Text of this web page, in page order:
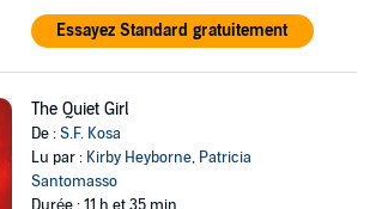
Essayez Standard gratuitement
The Quiet Girl
De :S.F. Kosa
Lu par : Kirby Heyborne, Patricia
Santomasso